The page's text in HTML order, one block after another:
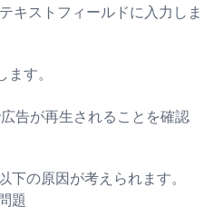
キストフィールドに入力しま
ます。
告が再生されることを確認
下の原因が考えられます。
題